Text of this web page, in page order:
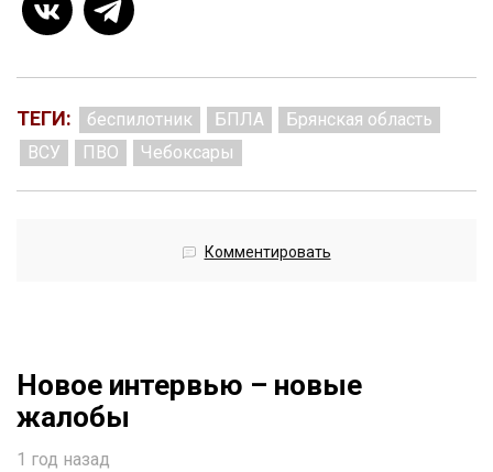
ТЕГИ: беспилотник БПЛА
Брянская область
ВСУ
ПВО Чебоксары
Комментировать
Новое интервью – новые
жалобы
1 год назад